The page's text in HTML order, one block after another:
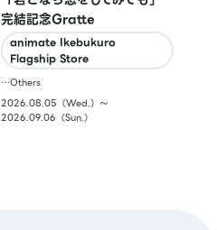
完結記念Gratte
animate Ikebukuro
Flagship Store
…Others
2026.08.05（Wed.）〜
2026.09.06（Sun.）